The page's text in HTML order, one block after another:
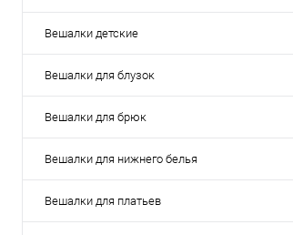
Вешалки детские
Вешалки для блузок
Вешалки для брюк
Вешалки для нижнего белья
Вешалки для платьев